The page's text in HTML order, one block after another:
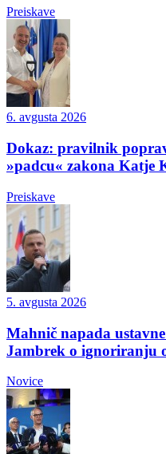
Preiskave
6. avgusta 2026
Dokaz: pravilnik
»padcu« zakona Katje
Preiskave
5. avgusta 2026
Mahnič napada
Jambrek o ignoriranju
Novice